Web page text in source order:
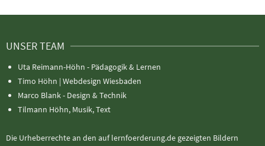
UNSER TEAM
Uta Reimann-Höhn - Pädagogik & Lernen
Timo Höhn | Webdesign Wiesbaden
Marco Blank - Design & Technik
Tilmann Höhn, Musik, Text
Die Urheberrechte an den auf lernfoerderung.de gezeigten Bildern